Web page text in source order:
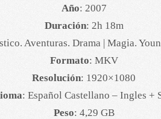
Año: 2007
Duración: 2h 18m
Aventuras. Drama | Magia.
Formato: MKV
Resolución: 1920×1080
: Español Castellano – Ingles +
Peso: 4,29 GB